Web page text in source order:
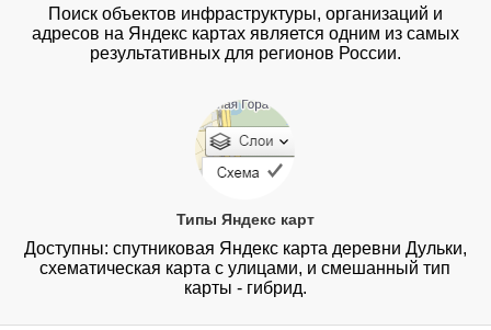
Поиск объектов инфраструктуры, организаций и
адресов на Яндекс картах является одним из самых
результативных для регионов России.
Типы Яндекс карт
Доступны: спутниковая Яндекс карта деревни Дульки,
схематическая карта с улицами, и смешанный тип
карты - гибрид.